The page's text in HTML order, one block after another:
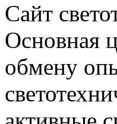
Сайт
Основная
обмену